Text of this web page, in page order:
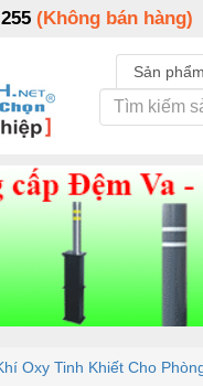
(Không bán hàng)
Sản phẩm
Oxy Tinh Khiết Cho